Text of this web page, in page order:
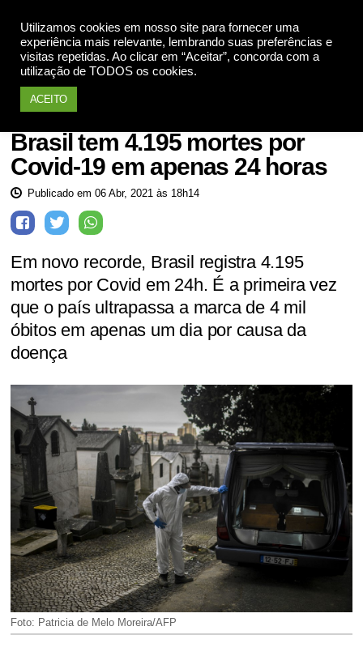
Utilizamos cookies em nosso site para fornecer uma
experiência mais relevante, lembrando suas preferências e
visitas repetidas. Ao clicar em “Aceitar”, concorda com a
utilização de TODOS os cookies.
ACEITO
Saúde
Brasil tem 4.195 mortes por
Covid-19 em apenas 24 horas
Publicado em 06 Abr, 2021 às 18h14
Em novo recorde, Brasil registra 4.195
mortes por Covid em 24h. É a primeira vez
que o país ultrapassa a marca de 4 mil
óbitos em apenas um dia por causa da
doença
Foto: Patricia de Melo Moreira/AFP